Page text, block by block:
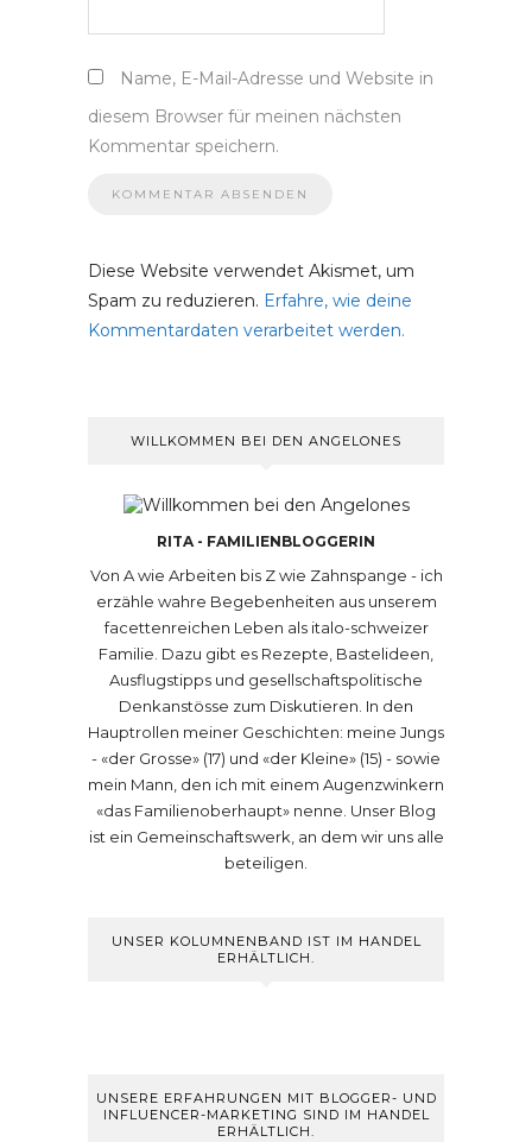
Name, E-Mail-Adresse und Website in
diesem Browser für meinen nächsten
Kommentar speichern.
Diese Website verwendet Akismet, um
Spam zu reduzieren. Erfahre, wie deine
Kommentardaten verarbeitet werden.
WILLKOMMEN BEI DEN ANGELONES
RITA - FAMILIENBLOGGERIN
Von A wie Arbeiten bis Z wie Zahnspange - ich
erzähle wahre Begebenheiten aus unserem
facettenreichen Leben als italo-schweizer
Familie. Dazu gibt es Rezepte, Bastelideen,
Ausflugstipps und gesellschaftspolitische
Denkanstösse zum Diskutieren. In den
Hauptrollen meiner Geschichten: meine Jungs
- «der Grosse» (17) und «der Kleine» (15) - sowie
mein Mann, den ich mit einem Augenzwinkern
«das Familienoberhaupt» nenne. Unser Blog
ist ein Gemeinschaftswerk, an dem wir uns alle
beteiligen.
UNSER KOLUMNENBAND IST IM HANDEL
ERHÄLTLICH.
UNSERE ERFAHRUNGEN MIT BLOGGER- UND
INFLUENCER-MARKETING SIND IM HANDEL
ERHÄLTLICH.